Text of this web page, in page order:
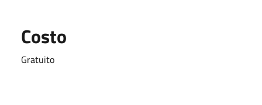
Costo
Gratuito